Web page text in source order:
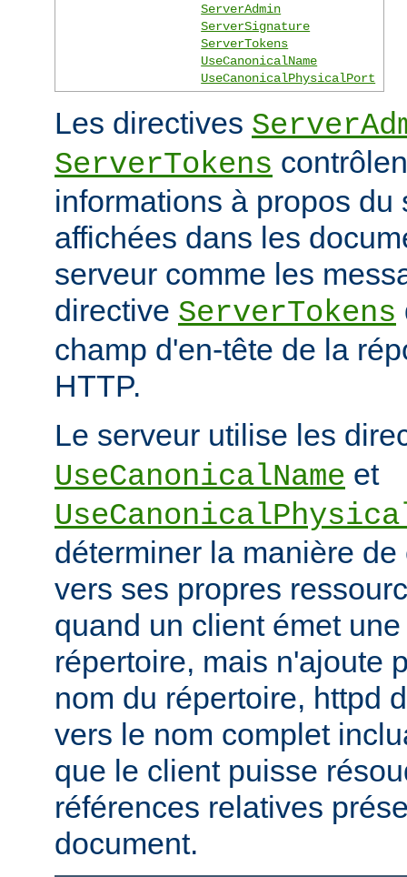
ServerAdmin
ServerSignature
ServerTokens
UseCanonicalName
UseCanonicalPhysicalPort
Les directives
ServerTokens
informations à propos du
affichées dans les
serveur comme les
directive ServerTokens
champ d'en-tête de la
HTTP.
Le serveur utilise les
UseCanonicalName et
déterminer la manière
vers ses propres
quand un client émet
répertoire, mais n'ajoute
nom du répertoire, httpd
vers le nom complet
que le client puisse
références relatives
document.